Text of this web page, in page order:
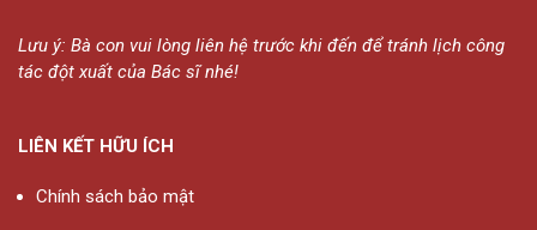
Lưu ý: Bà con vui lòng liên hệ trước khi đến để tránh lịch công
tác đột xuất của Bác sĩ nhé!
LIÊN KẾT HỮU ÍCH
Chính sách bảo mật